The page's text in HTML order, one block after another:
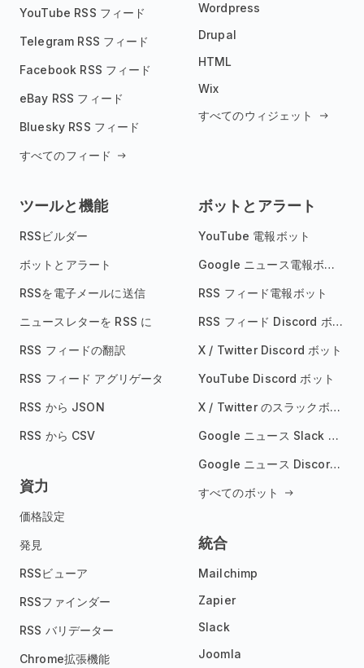
YouTube RSS フィード
Telegram RSS フィード
Facebook RSS フィード
eBay RSS フィード
Bluesky RSS フィード
すべてのフィード
Wordpress
Drupal
HTML
Wix
すべてのウィジェット
ツールと機能
RSSビルダー
ボットとアラート
RSSを電子メールに送信
ニュースレターを RSS に
RSS フィードの翻訳
RSS フィード アグリゲータ
RSS から JSON
RSS から CSV
資力
価格設定
発見
RSSビューア
RSSファインダー
RSS バリデーター
Chrome拡張機能
ボットとアラート
YouTube 電報ボット
Google ニュース電報ボット
RSS フィード電報ボット
RSS フィード Discord ボット
X / Twitter Discord ボット
YouTube Discord ボット
X / Twitter のスラックボット
Google ニュース Slack ボット
Google ニュース Discord ボット
すべてのボット
統合
Mailchimp
Zapier
Slack
Joomla